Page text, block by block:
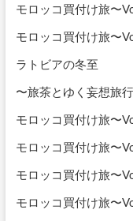
ン
モロッコ買付け旅〜
モロッコ買付け旅〜
ラトビアの冬至
〜旅茶とゆく妄想
モロッコ買付け旅〜
モロッコ買付け旅〜
モロッコ買付け旅〜
モロッコ買付け旅〜